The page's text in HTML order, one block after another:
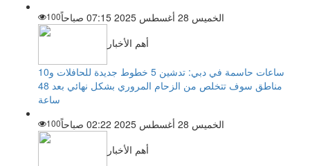
الخميس 28 أغسطس 2025 07:15 صباحاً
100
أهم الأخبار
ساعات حاسمة في دبي: تدشين 5 خطوط جديدة للحافلات و10
مناطق سوف تتخلص من الزحام المروري بشكل نهائي بعد 48
ساعة
الخميس 28 أغسطس 2025 02:22 صباحاً
100
أهم الأخبار